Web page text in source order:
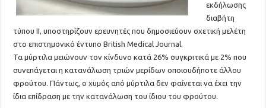
εκδήλωσης
διαβήτη
τύπου ΙΙ, υποστηρίζουν ερευνητές που δημοσιεύουν σχετική μελέτη
στο επιστημονικό έντυπο British Medical Journal.
Τα μύρτιλα μειώνουν τον κίνδυνο κατά 26% συγκριτικά με 2% που
συνεπάγεται η κατανάλωση τριών μερίδων οποιουδήποτε άλλου
φρούτου. Πάντως, ο χυμός από μύρτιλα δεν φαίνεται να έχει την
ίδια επίδραση με την κατανάλωση του ίδιου του φρούτου.